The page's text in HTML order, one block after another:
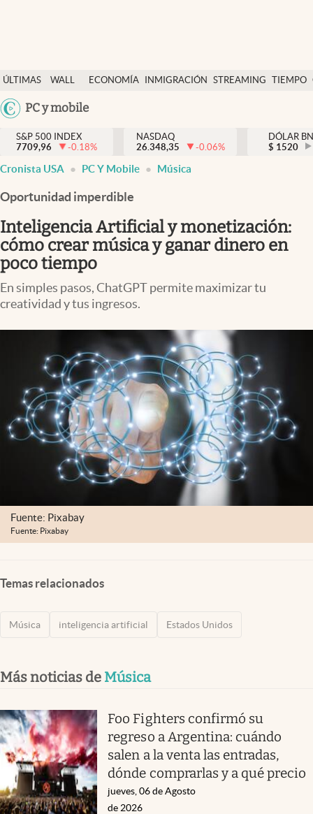
ÚLTIMAS
NOTICIAS
WALL
DÓLAR
ECONOMÍA INMIGRACIÓN STREAMING TIEMPO
México
PC y mobile
Finanzas y economía
Wall Street y dólar
Inmigración
Espiritual
Streaming
PC y mobile
USA
S&P 500 INDEX
7709,96
-0.18%
NASDAQ
26.348,35
-0.06%
DÓLAR
$ 1520
Cronista USA PC Y Mobile Música
Oportunidad imperdible
Inteligencia Artificial y monetización:
cómo crear música y ganar dinero en
poco tiempo
En simples pasos, ChatGPT permite maximizar tu
creatividad y tus ingresos.
Fuente: Pixabay
Fuente: Pixabay
Temas relacionados
Música inteligencia artificial Estados Unidos
Más noticias de Música
Foo Fighters confirmó su
regreso a Argentina: cuándo
salen a la venta las entradas,
dónde comprarlas y a qué precio
jueves, 06 de Agosto
de 2026